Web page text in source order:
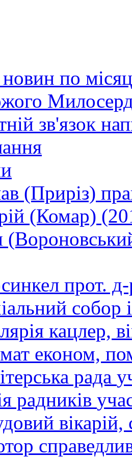
по
зв'язок
(Приріз)
(Комар)
прот.
собор
кацлер,
економ,
рада
радників
вікарій,